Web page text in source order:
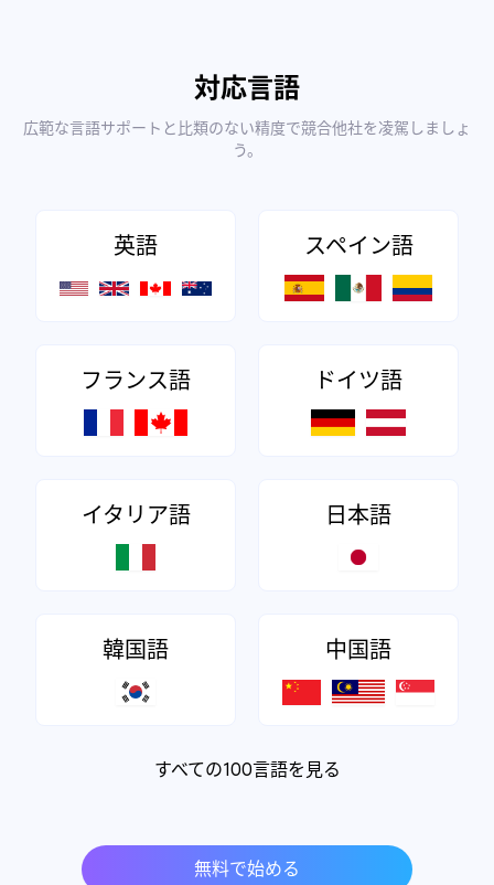
対応言語
広範な言語サポートと比類のない精度で競合他社を凌駕しましょ
う。
英語 スペイン語
フランス語 ドイツ語
イタリア語 日本語
韓国語 中国語
すべての100言語を見る
無料で始める